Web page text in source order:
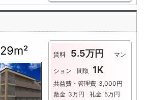
29m² 賃料 5.5万円 マン
ション 間取 1K
共益費・管理費 3,000円
敷金 3万円 礼金 5万円